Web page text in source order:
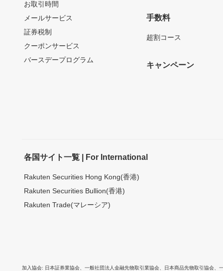
お取引時間
メールサービス
証券税制
クーポンサービス
バースデープログラム
手数料
超割コース
キャンペーン
各国サイト一覧 | For International
Rakuten Securities Hong Kong(香港)
Rakuten Securities Bullion(香港)
Rakuten Trade(マレーシア)
加入協会 日本証券業協会 一般社団法人金融先物取引業協会 日本商品先物取引協会